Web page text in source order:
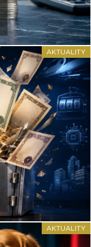
AKTUALITY
AKTUALITY